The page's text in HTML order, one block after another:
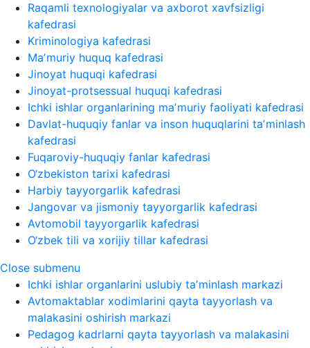
Raqamli texnologiyalar va axborot xavfsizligi
kafedrasi
Kriminologiya kafedrasi
Maʼmuriy huquq kafedrasi
Jinoyat huquqi kafedrasi
Jinoyat-protsessual huquqi kafedrasi
Ichki ishlar organlarining maʼmuriy faoliyati kafedrasi
Davlat-huquqiy fanlar va inson huquqlarini taʼminlash
kafedrasi
Fuqaroviy-huquqiy fanlar kafedrasi
O‘zbekiston tarixi kafedrasi
Harbiy tayyorgarlik kafedrasi
Jangovar va jismoniy tayyorgarlik kafedrasi
Avtomobil tayyorgarlik kafedrasi
O‘zbek tili va xorijiy tillar kafedrasi
Close submenu
Ichki ishlar organlarini uslubiy taʼminlash markazi
Avtomaktablar xodimlarini qayta tayyorlash va
malakasini oshirish markazi
Pedagog kadrlarni qayta tayyorlash va malakasini